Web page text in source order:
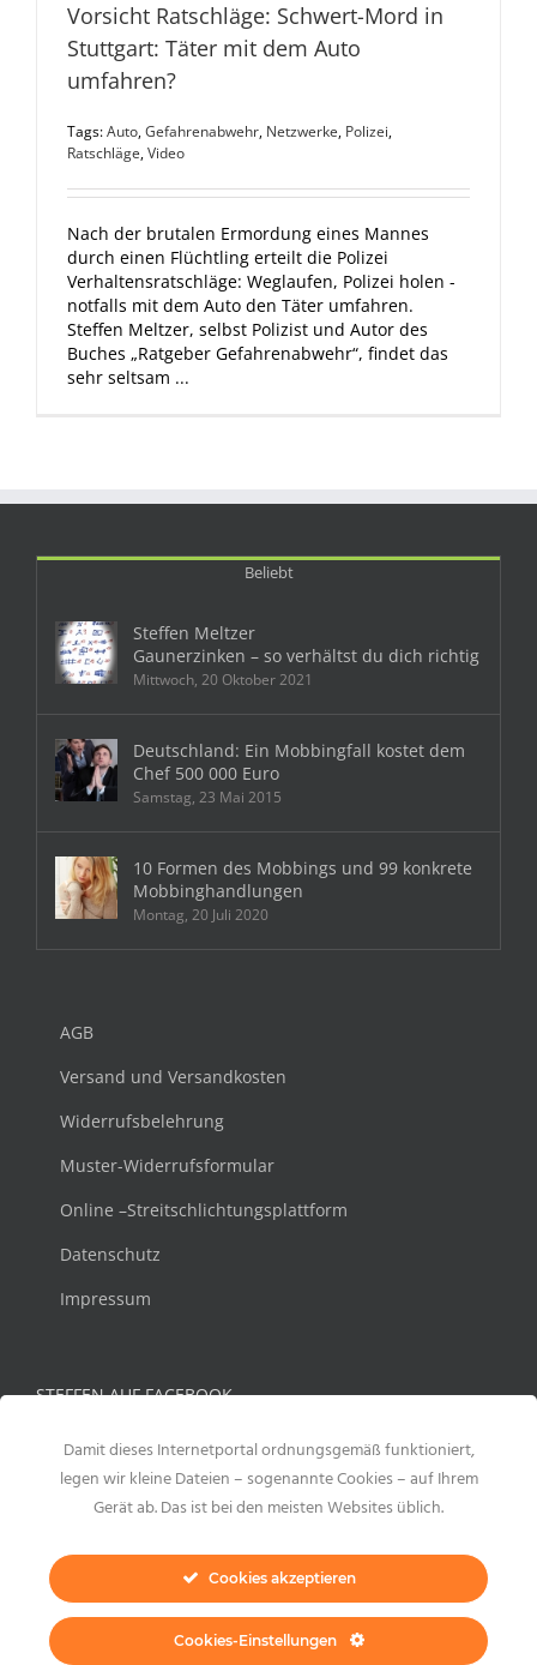
Vorsicht Ratschläge: Schwert-Mord in
Stuttgart: Täter mit dem Auto
umfahren?
Tags:Auto,Gefahrenabwehr, Netzwerke, Polizei,
Ratschläge,Video
Nach der brutalen Ermordung eines Mannes
durch einen Flüchtling erteilt die Polizei
Verhaltensratschläge: Weglaufen, Polizei holen -
notfalls mit dem Auto den Täter umfahren.
Steffen Meltzer, selbst Polizist und Autor des
Buches „Ratgeber Gefahrenabwehr“, findet das
sehr seltsam ...
Beliebt
Steffen Meltzer
Gaunerzinken – so verhältst du dich richtig
Mittwoch, 20 Oktober 2021
Deutschland: Ein Mobbingfall kostet dem
Chef 500 000 Euro
Samstag, 23 Mai 2015
10 Formen des Mobbings und 99 konkrete
Mobbinghandlungen
Montag, 20 Juli 2020
AGB
Versand und Versandkosten
Widerrufsbelehrung
Muster-Widerrufsformular
Online –Streitschlichtungsplattform
Datenschutz
Impressum
STEFFEN AUF FACEBOOK
Damit dieses Internetportal ordnungsgemäß funktioniert,
legen wir kleine Dateien – sogenannte Cookies – auf Ihrem
Gerät ab. Das ist bei den meisten Websites üblich.
Cookies akzeptieren
Cookies-Einstellungen